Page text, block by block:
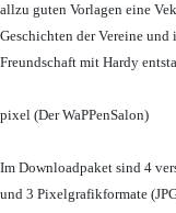
allzu guten Vorlagen eine
Geschichten der Vereine und
Freundschaft mit Hardy
pixel (Der WaPPenSalon)
Im Downloadpaket sind 4
und 3 Pixelgrafikformate